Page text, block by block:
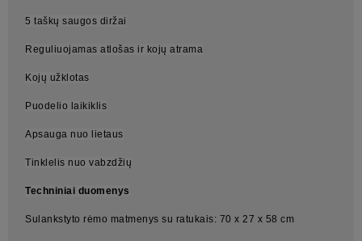
5 taškų saugos diržai
Reguliuojamas atlošas ir kojų atrama
Kojų užklotas
Puodelio laikiklis
Apsauga nuo lietaus
Tinklelis nuo vabzdžių
Techniniai duomenys
Sulankstyto rėmo matmenys su ratukais: 70 x 27 x 58 cm